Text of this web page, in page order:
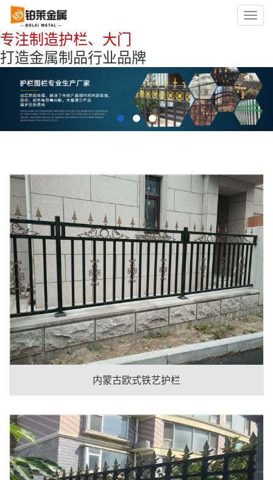
专注制造护栏、大门
打造金属制品行业品牌
内蒙古欧式铁艺护栏